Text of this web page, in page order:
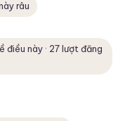
râu
điều này · 27 lượt đăng